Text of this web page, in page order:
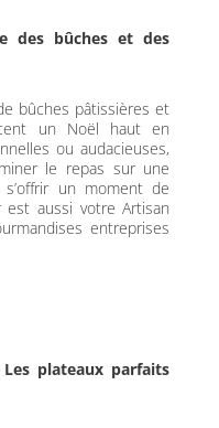
des bûches et des
bûches pâtissières et
un Noël haut en
ou audacieuses,
le repas sur une
un moment de
est aussi votre Artisan
entreprises
Les plateaux parfaits